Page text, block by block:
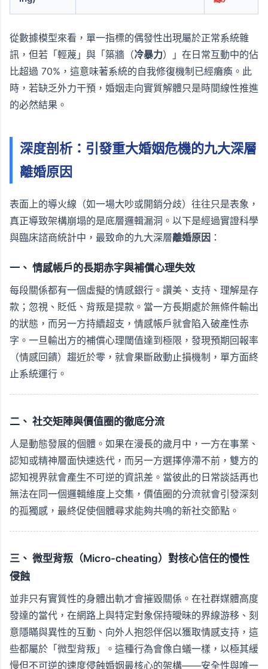
從數據模型來看，單一指標的偶發性出現屬於正常系統雜
訊，但若「輕蔑」與「築牆（冷暴力）」在日常互動中的佔
比超過 70%，這意味著系統的自我修復機制已經癱瘓。此
時，若缺乏外力干預，婚姻走向實質解體只是時間線性推進
的必然結果。
深度剖析：引發重大婚姻危機的九大深層
離婚原因
表面上的導火線（如一場大吵或開銷分歧）往往只是表象，
真正導致架構崩塌的是底層邏輯漏洞。以下是經過實證科學
與臨床諮商統計中，最致命的九大深層離婚原因 ：
一、 情感帳戶的長期赤字與補償心理失效
每段關係都有一個虛擬的情感銀行。讚美、支持、理解是存
款；忽視、貶低、背叛是提款。當一方長期處於無條件輸出
的狀態，而另一方持續超支，情感帳戶就會陷入破產性赤
字。一旦輸出方的補償心理閾值達到極限，發現預期回報率
（情感回饋）趨近於零，就會果斷啟動止損機制，單方面終
止系統運行。
二、 社交矩陣與價值圈的徹底分流
人是動態發展的個體。如果在漫長的歲月中，一方在事業、
認知或精神層面快速迭代，而另一方選擇停滯不前，雙方的
認知視界就會產生不可逆的資訊差。當彼此的日常談話再也
無法在同一個邏輯維度上交集，價值圈的分流就會引發深刻
的孤獨感，最終促使個體尋求能夠共鳴的新社交節點。
三、 微型背叛（Micro-cheating）對核心信任的慢性
侵蝕
並非只有實質性的身體出軌才會摧毀關係。在社群媒體高度
發達的當代，在網路上與特定對象保持曖昧的界線游移、刻
意隱瞞與異性的互動、向外人抱怨伴侶以獲取情感支持，這
些都屬於「微型背叛」。這種行為會像白蟻一樣，以極其緩
慢但不可逆的速度侵蝕婚姻最核心的架構——安全性與唯一